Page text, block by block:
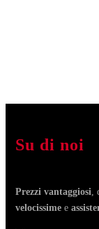
Su di noi
Prezzi vantaggiosi,
velocissime e